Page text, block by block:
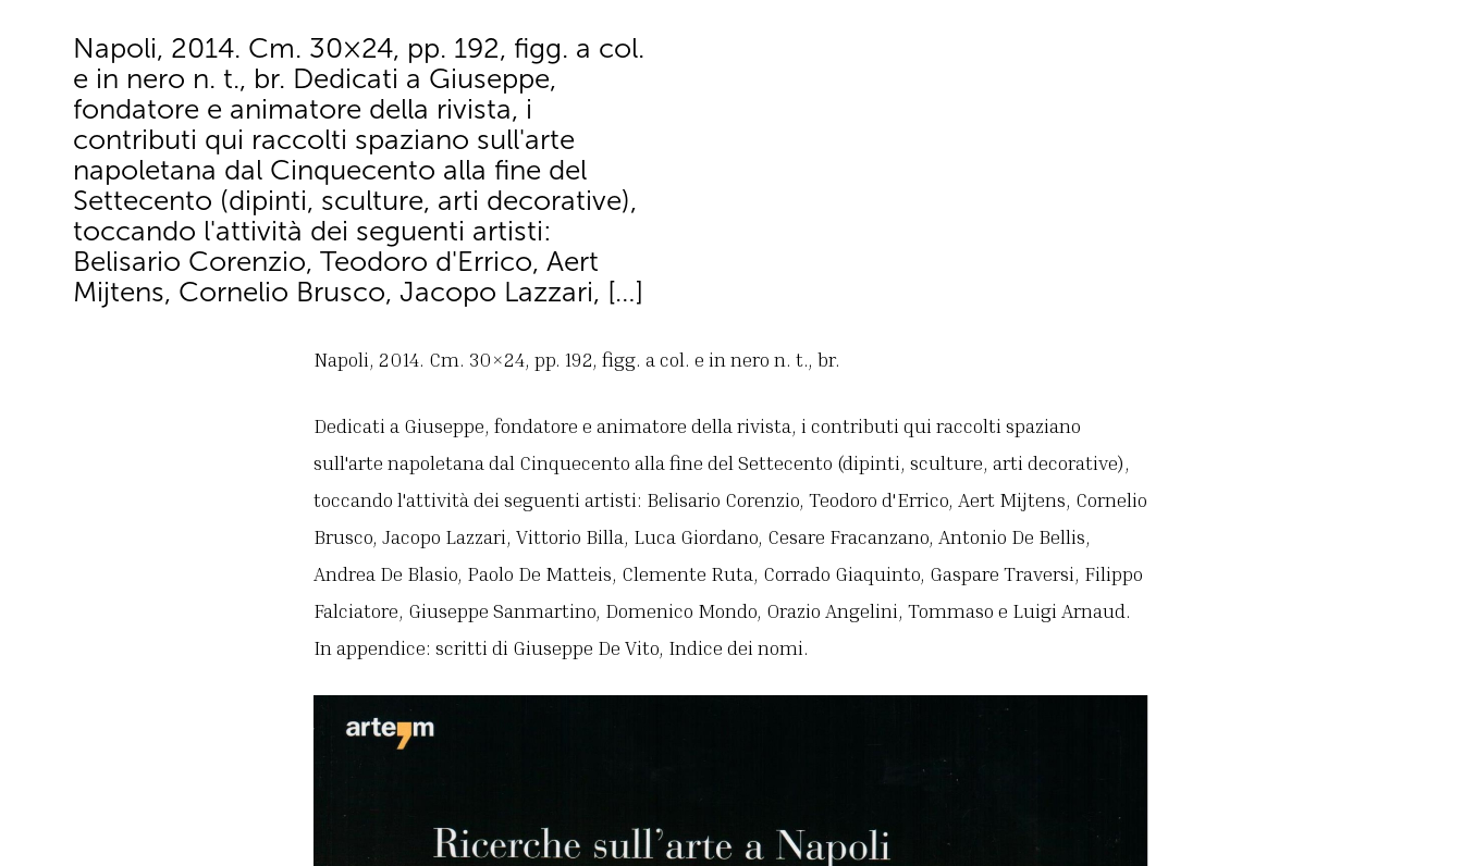
Napoli, 2014. Cm. 30×24, pp. 192, figg. a col.
e in nero n. t., br. Dedicati a Giuseppe,
fondatore e animatore della rivista, i
contributi qui raccolti spaziano sull'arte
napoletana dal Cinquecento alla fine del
Settecento (dipinti, sculture, arti decorative),
toccando l'attività dei seguenti artisti:
Belisario Corenzio, Teodoro d'Errico, Aert
Mijtens, Cornelio Brusco, Jacopo Lazzari, […]
Napoli, 2014. Cm. 30×24, pp. 192, figg. a col. e in nero n. t., br.
Dedicati a Giuseppe, fondatore e animatore della rivista, i contributi qui raccolti spaziano
sull'arte napoletana dal Cinquecento alla fine del Settecento (dipinti, sculture, arti decorative),
toccando l'attività dei seguenti artisti: Belisario Corenzio, Teodoro d'Errico, Aert Mijtens, Cornelio
Brusco, Jacopo Lazzari, Vittorio Billa, Luca Giordano, Cesare Fracanzano, Antonio De Bellis,
Andrea De Blasio, Paolo De Matteis, Clemente Ruta, Corrado Giaquinto, Gaspare Traversi, Filippo
Falciatore, Giuseppe Sanmartino, Domenico Mondo, Orazio Angelini, Tommaso e Luigi Arnaud.
In appendice: scritti di Giuseppe De Vito, Indice dei nomi.